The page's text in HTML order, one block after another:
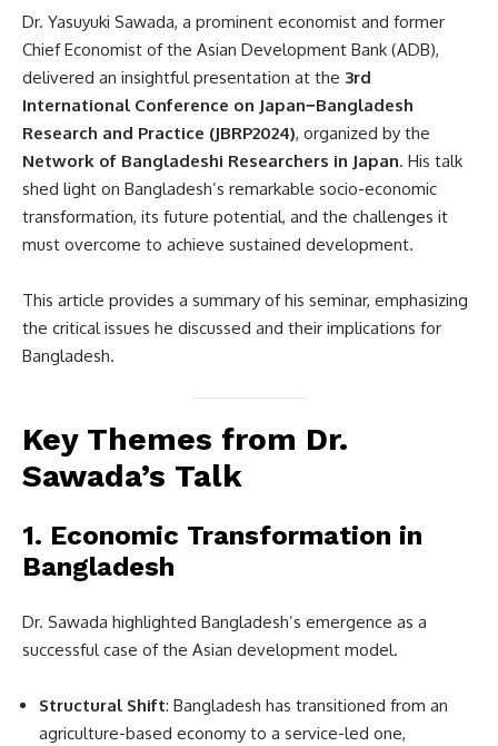
Dr. Yasuyuki Sawada, a prominent economist and former
Chief Economist of the Asian Development Bank (ADB),
delivered an insightful presentation at the 3rd
International Conference on Japan−Bangladesh
Research and Practice (JBRP2024), organized by the
Network of Bangladeshi Researchers in Japan. His talk
shed light on Bangladesh’s remarkable socio-economic
transformation, its future potential, and the challenges it
must overcome to achieve sustained development.
This article provides a summary of his seminar, emphasizing
the critical issues he discussed and their implications for
Bangladesh.
Key Themes from Dr.
Sawada’s Talk
1. Economic Transformation in
Bangladesh
Dr. Sawada highlighted Bangladesh’s emergence as a
successful case of the Asian development model.
Structural Shift: Bangladesh has transitioned from an
agriculture-based economy to a service-led one,